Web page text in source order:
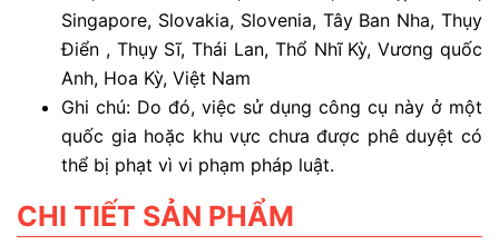
Singapore, Slovakia, Slovenia, Tây Ban Nha, Thụy
Điển , Thụy Sĩ, Thái Lan, Thổ Nhĩ Kỳ, Vương quốc
Anh, Hoa Kỳ, Việt Nam
Ghi chú: Do đó, việc sử dụng công cụ này ở một
quốc gia hoặc khu vực chưa được phê duyệt có
thể bị phạt vì vi phạm pháp luật.
CHI TIẾT SẢN PHẨM